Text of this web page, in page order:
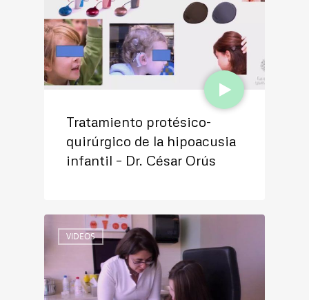
Tratamiento protésico-
quirúrgico de la hipoacusia
infantil – Dr. César Orús
VIDEOS